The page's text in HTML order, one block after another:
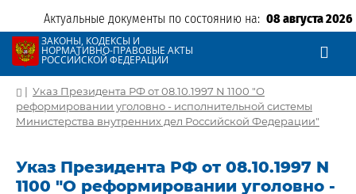
Актуальные документы по состоянию на: 08 августа 2026
ЗАКОНЫ, КОДЕКСЫ И
НОРМАТИВНО-ПРАВОВЫЕ АКТЫ
РОССИЙСКОЙ ФЕДЕРАЦИИ
| Указ Президента РФ от 08.10.1997 N 1100 "О
реформировании уголовно - исполнительной системы
Министерства внутренних дел Российской Федерации"
Указ Президента РФ от 08.10.1997 N
1100 "О реформировании уголовно -